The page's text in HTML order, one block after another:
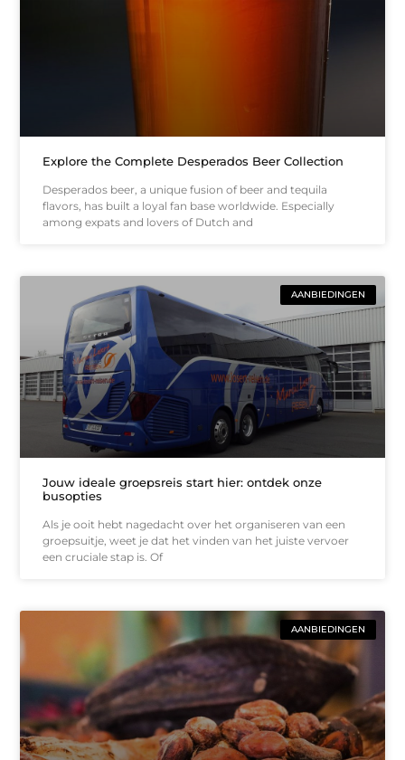
Explore the Complete Desperados Beer Collection
Desperados beer, a unique fusion of beer and tequila
flavors, has built a loyal fan base worldwide. Especially
among expats and lovers of Dutch and
AANBIEDINGEN
Jouw ideale groepsreis start hier: ontdek onze
busopties
Als je ooit hebt nagedacht over het organiseren van een
groepsuitje, weet je dat het vinden van het juiste vervoer
een cruciale stap is. Of
AANBIEDINGEN